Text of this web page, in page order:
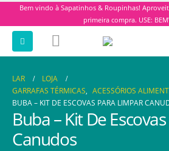
Bem vindo à Sapatinhos & Roupinhas!
primeira compra. USE:
LAR
LOJA
GARRAFAS TÉRMICAS, ACESSÓRIOS
BUBA – KIT DE ESCOVAS PARA LIMPAR
Buba – Kit De
Canudos